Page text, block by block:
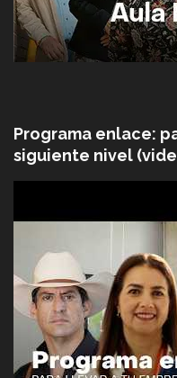
Programa enlace:
siguiente nivel